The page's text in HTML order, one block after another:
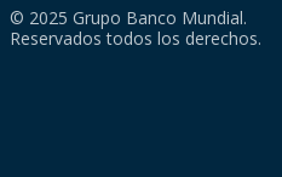
© 2025 Grupo Banco Mundial.
Reservados todos los derechos.